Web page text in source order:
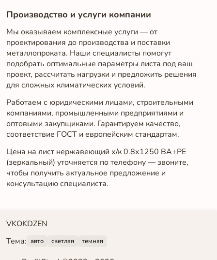
Производство и услуги компании
Мы оказываем комплексные услуги — от
проектирования до производства и поставки
металлопроката. Наши специалисты помогут
подобрать оптимальные параметры листа под ваш
проект, рассчитать нагрузки и предложить решения
для сложных климатических условий.
Работаем с юридическими лицами, строительными
компаниями, промышленными предприятиями и
оптовыми закупщиками. Гарантируем качество,
соответствие ГОСТ и европейским стандартам.
Цена на лист нержавеющий х/к 0.8х1250 BA+PE
(зеркальный) уточняется по телефону — звоните,
чтобы получить актуальное предложение и
консультацию специалиста.
VKOKDZEN
Тема: авто светлая тёмная